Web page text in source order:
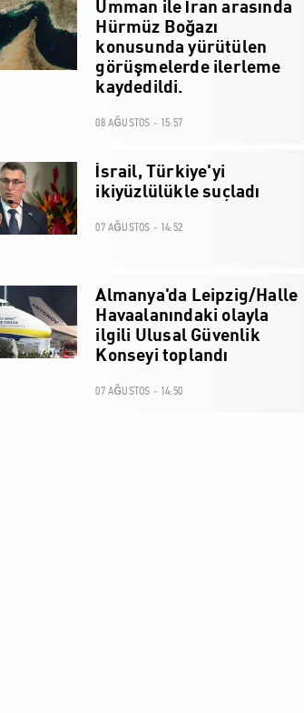
Umman ile İran arasında
Hürmüz Boğazı
konusunda yürütülen
görüşmelerde ilerleme
kaydedildi.
08 AĞUSTOS - 15:57
İsrail, Türkiye'yi
ikiyüzlülükle suçladı
07 AĞUSTOS - 14:52
Almanya'da Leipzig/Halle
Havaalanındaki olayla
ilgili Ulusal Güvenlik
Konseyi toplandı
07 AĞUSTOS - 14:50